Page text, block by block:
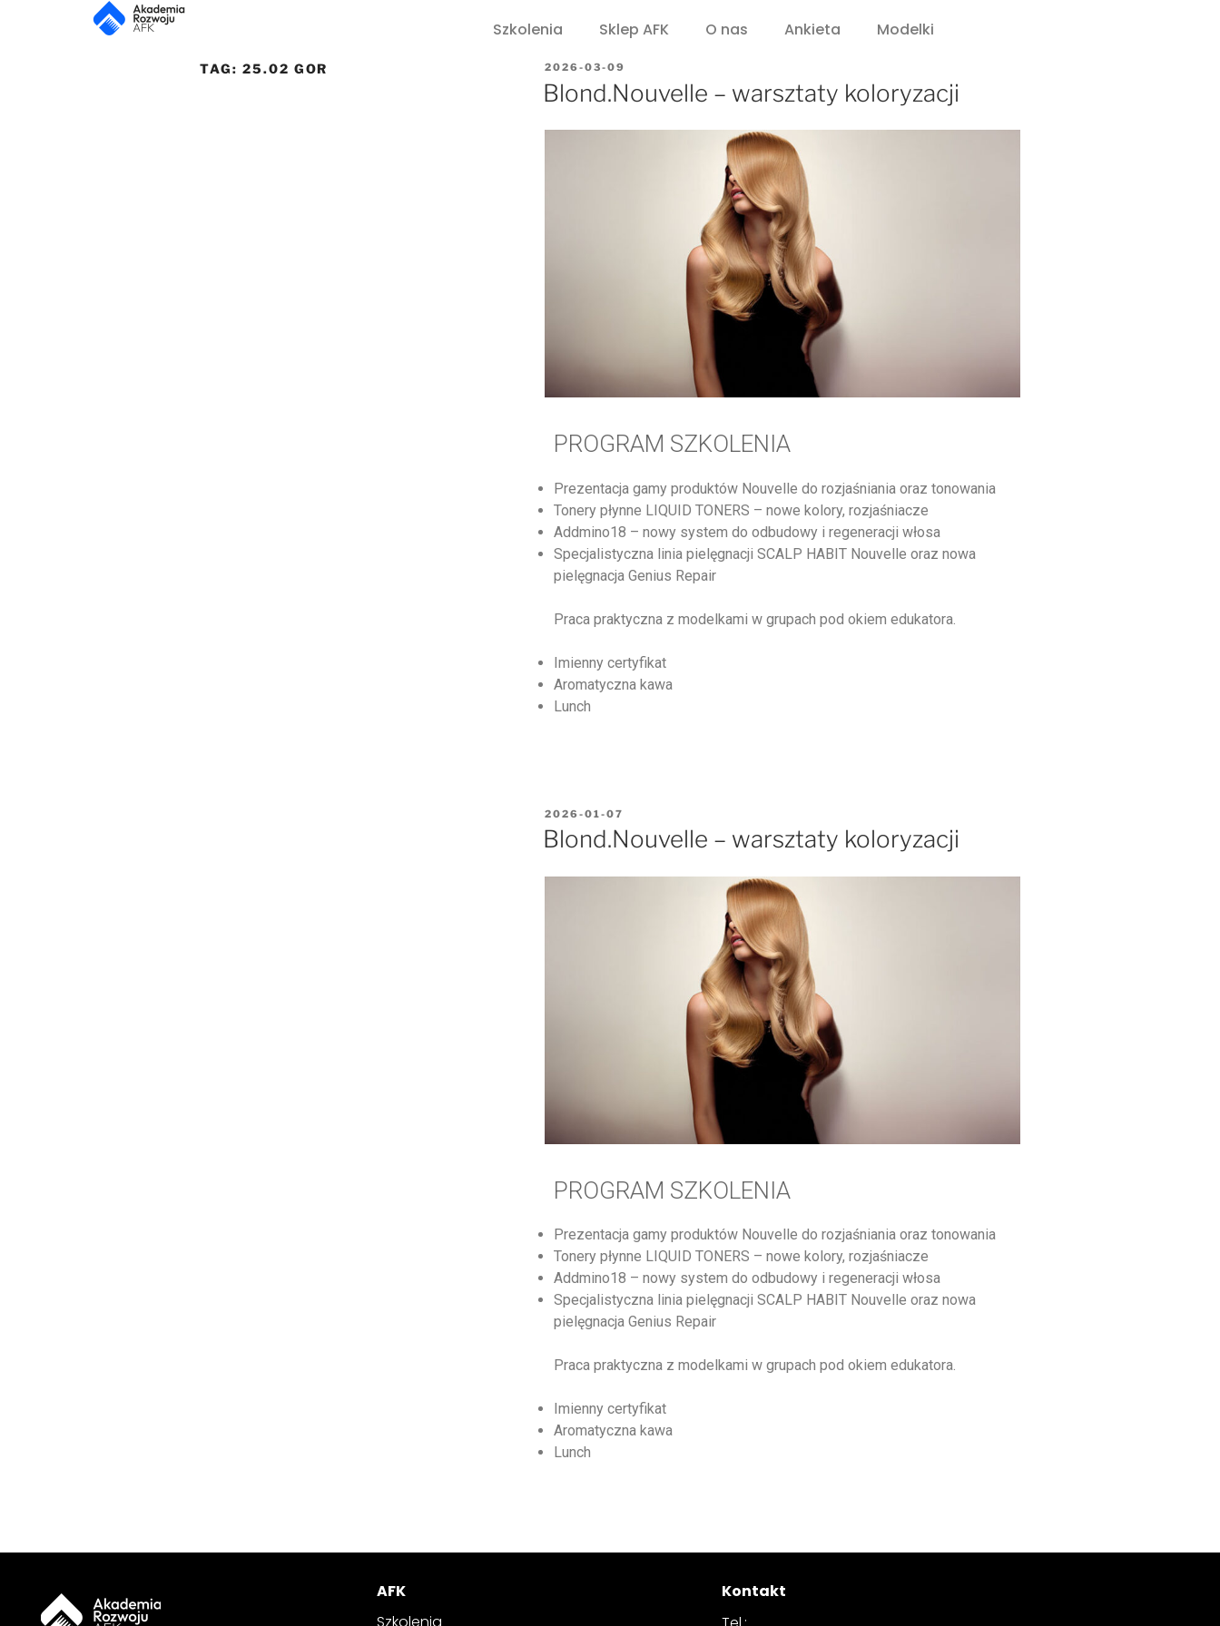
Szkolenia Sklep AFK O nas Ankieta Modelki
TAG: 25.02 GOR 2026-03-09
Blond.Nouvelle – warsztaty koloryzacji
PROGRAM SZKOLENIA
Prezentacja gamy produktów Nouvelle do rozjaśniania oraz tonowania
Tonery płynne LIQUID TONERS – nowe kolory, rozjaśniacze
Addmino18 – nowy system do odbudowy i regeneracji włosa
Specjalistyczna linia pielęgnacji SCALP HABIT Nouvelle oraz nowa
pielęgnacja Genius Repair
Praca praktyczna z modelkami w grupach pod okiem edukatora.
Imienny certyfikat
Aromatyczna kawa
Lunch
2026-01-07
Blond.Nouvelle – warsztaty koloryzacji
PROGRAM SZKOLENIA
Prezentacja gamy produktów Nouvelle do rozjaśniania oraz tonowania
Tonery płynne LIQUID TONERS – nowe kolory, rozjaśniacze
Addmino18 – nowy system do odbudowy i regeneracji włosa
Specjalistyczna linia pielęgnacji SCALP HABIT Nouvelle oraz nowa
pielęgnacja Genius Repair
Praca praktyczna z modelkami w grupach pod okiem edukatora.
Imienny certyfikat
Aromatyczna kawa
Lunch
AFK
Kontakt